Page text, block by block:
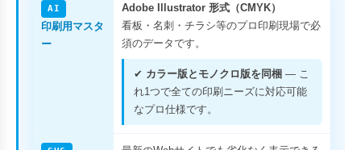
AI
印刷用マスタ
ー
Adobe Illustrator 形式（CMYK）
看板・名刺・チラシ等のプロ印刷現場で必
須のデータです。
✔ カラー版とモノクロ版を同梱 — こ
れ1つで全ての印刷ニーズに対応可能
なプロ仕様です。